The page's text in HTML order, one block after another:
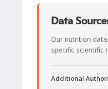
Data
Our nutrition
specific scientific
Additional